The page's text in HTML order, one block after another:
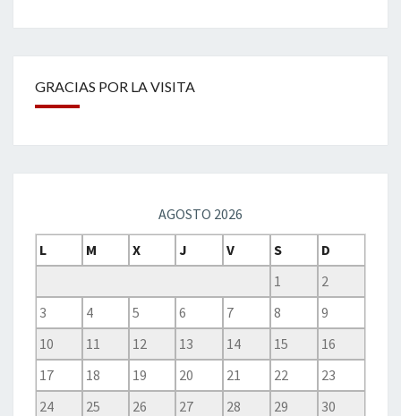
GRACIAS POR LA VISITA
AGOSTO 2026
L
M X J V S
D
1
2
3
4 5 6 7 8
9
10
11 12 13 14 15
16
17
18 19 20 21 22
23
24
25 26 27 28 29
30